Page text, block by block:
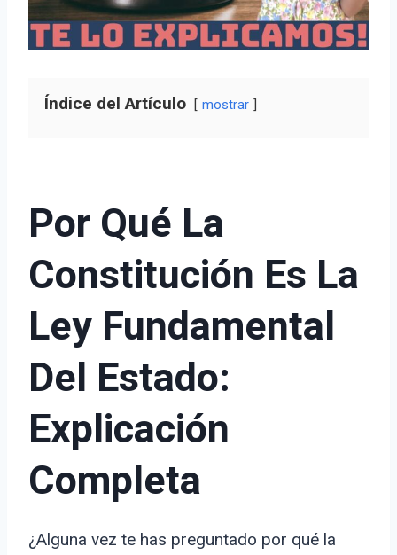
Índice del Artículo mostrar
Por Qué La
Constitución Es La
Ley Fundamental
Del Estado:
Explicación
Completa
¿Alguna vez te has preguntado por qué la